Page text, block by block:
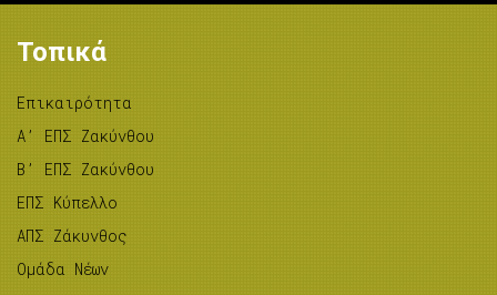
Τοπικά
Επικαιρότητα
A’ ΕΠΣ Ζακύνθου
B’ ΕΠΣ Ζακύνθου
ΕΠΣ Κύπελλο
ΑΠΣ Ζάκυνθος
Ομάδα Νέων